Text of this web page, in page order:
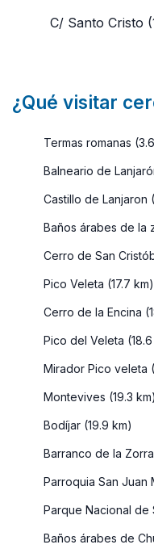
C/ Santo Cristo
¿Qué visitar
Termas romanas
Balneario de
Castillo de Lanjaron
Baños árabes de la
Cerro de San
Pico Veleta (17.7 km)
Cerro de la Encina
Pico del Veleta (18.6
Mirador Pico veleta
Montevives (19.3 km)
Bodíjar (19.9 km)
Barranco de la
Parroquia San Juan
Parque Nacional de
Baños árabes de